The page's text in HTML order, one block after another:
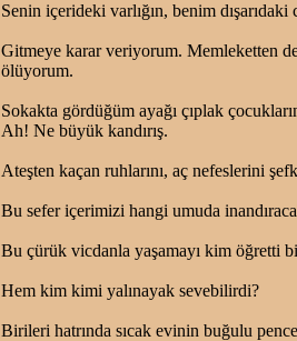
Senin içerideki varlığın, benim
Gitmeye karar veriyorum. Memleketten
ölüyorum.
Sokakta gördüğüm ayağı çıplak
Ah! Ne büyük kandırış.
Ateşten kaçan ruhlarını, aç nefeslerini
Bu sefer içerimizi hangi umuda
Bu çürük vicdanla yaşamayı kim öğretti
Hem kim kimi yalınayak sevebilirdi?
Birileri hatrında sıcak evinin buğulu